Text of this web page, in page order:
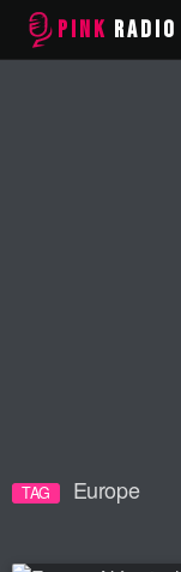
PINK RADIO
TAG Europe